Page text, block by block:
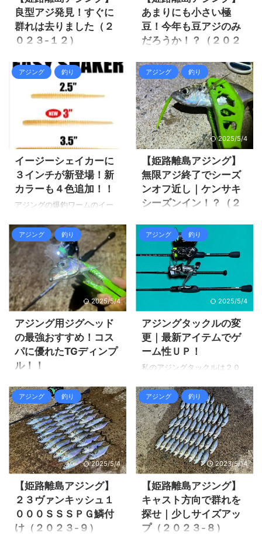
なくても豆アジが一晩中遊ん
でくれるので、気楽に行って
みたのですが何と豆すら釣れ
ない。 それでは釣行の様子を
アジング豆アジすら釣れない
激渋！？ 今回は風の影響を考
慮して前回行かなかったポイ
た。 前回行かなかったポイン
ト ...
が入りました。 これは行かな
いとって思いましたが、その
週末は寒波で無理でしたが、
その後ようやく行く事が出来
りとは行きませんでしたが、
２０センチまでの豆アジが無
限に釣れて、久々に本命が飽
きるほど釣れて楽しめました
(笑) それでは釣行の様子を見
て行きましょう。 姫路離島ア
ジン ...
良型アジ発見！すぐに
群れは去りました（２
０２３-１２）
だろうか！？そしてナイトエ
ギングで良型アオリイカが釣
れないだろうか！？と姫路離
の豆アジは昨年より更に小さ
あのサイズを釣っても面白く
ありません。 前回極豆アジン
グをやりましたが、やはり手
応えが無く全然燃えませんで
した。 今回こそは良型アジを
釣りたい！とやってみると居
で去って行きました。 それで
は釣行の様子を見て行きまし
ょう。 姫路離島アジング良型
の群れは一瞬で去って行く 前
回は極豆でも少しは釣ろう
と、ジ ...
あまりにも小さい極
豆！今年も豆アジのみ
だろうか！？（２０２
１０月も中旬を過ぎてそろそ
ろまともなサイズのアジが釣
れ始めるのではないだろう
か！？ 今年は姫路でもアジが
釣れている位なのだから、姫
路離島なら豆だけじゃなく良
型もそろそろ釣れる！？ 前日
来られた人の情報では、アジ
は１２～３センチの極豆だっ
たそうです。 極豆がメインで
も、たまに良型アジの回遊が
有るかもしれない！と期待を
果は極豆オンリー(笑) それで
は釣行の様子を見て行きまし
ょう。 姫路離島アジングひた
すらの極豆！ 夕方に辺りが暗
くなった頃にジグ単２ｇで沖
のボトムを攻めてみる事にし
アジング 釣り
イージーシェイカーに
３インチが新登場！新
カラーも４色追加！！
アジングの爆釣ワームのイー
秋に新サイズの３インチと新
カラー４色追加！ これはまた
また人気が出そうですね！ ま
だケイテックのホームページ
すら更新されておらず、SNS
で先行発表されただけの状態
です。 イージーシェイカー新
典：ケイテック ケイテックか
ら発売されたイージーシェイ
カーはバス釣り用のワームで
すが、アジング用ワームとし
元々は３．５インチ４．５イ
ンチ５インチの３サイズでア
ジングには使えそうに無いで
すが、３．５インチを使って
尺ア ...
アジング 釣り
2025/5/4
【姫路離島アジング】
無限アジ終了でシーズ
ンオフ近し｜ケンサキ
シーズンイン！？（２
姫路離島アジングの今シーズ
ンはサイズこそいまいちだ
が、無限に釣れる状況が春か
ら続いており、普段なら行き
まくりますが流石に釣れ過ぎ
で飽きが来るのであまり行っ
ていません。 我が家のアジス
トックが無くなったらしいの
で、１か月ぶりにアジの補充
とケンサキイカが釣れたと言
う情報が入ったので調査しに
行く事にしました。 アジはサ
限では無くなり激渋になって
いました。 ケンサキイカは他
人が釣っているのは見掛けま
した(笑) それでは釣行の様子
を見て行きましょう。 姫路離
島アジングアジ補充とケンサ
キイカ ...
アジング 釣り
2025/5/4
アジング用ジグヘッド
の最強おすすめ！コス
パに優れたTGディンプ
ル！！
が深くテクニカルなジグ単が
面白いですね！ 皆さんは鉛
派？タングステン派？ 私は昔
鉛派からの現在はタングステ
ン派です。 鉛ジグヘッドなら
安く買えてコストを抑える事
が出来る、しかしタングステ
ンは高くてコストが嵩みま
す。 それでもアジングにはタ
ングステンを使うメリットが
有ります。 今回はアジング用
のタングステンジグヘッドの
アジング 釣り
2025/5/4
アジングタックルの変
更｜最新アイテムでゲ
ーム性ＵＰ！
私のアジングタックルは２０
菫を購入し、２０２１年に２
１コルトチタンティップを購
入するがリールが無く殆ど使
えませんでした。 ライトゲー
ム用のリールが１個足りない
まま、２１コルトチタンティ
ップは使わないままになって
トゲームリールを購入しよう
かと思いましたが、新型ヴァ
ンキッシュを買おうと言う思
いが有りましたので待ちまし
アジング 釣り
2025/5/4
【姫路離島アジング】
２３ヴァンキッシュ１
０００ＳＳＳＰＧ鱗付
け（２０２３-９）
アジング 釣り
2023/5/14
【姫路離島アジング】
キャスト方向で群れを
探せ｜少しサイズアッ
プ（２０２３-８）